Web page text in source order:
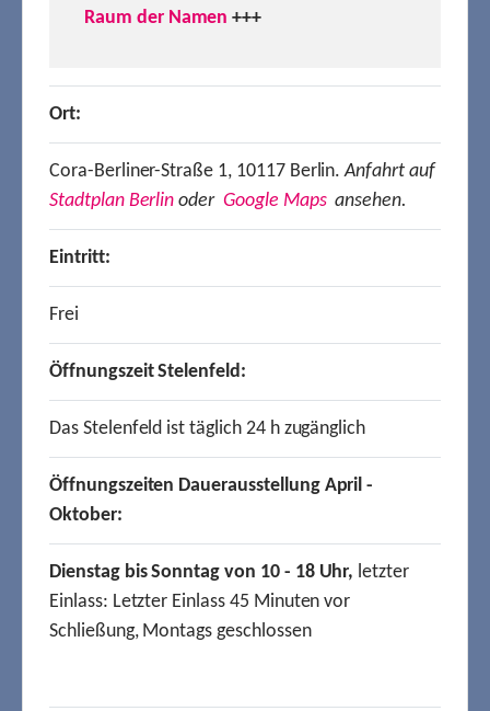
Raum der Namen +++
Ort:
Cora-Berliner-Straße 1, 10117 Berlin.Anfahrt auf
Stadtplan Berlin oder Google Mapsansehen.
Eintritt:
Frei
Öffnungszeit Stelenfeld:
Das Stelenfeld ist täglich 24 h zugänglich
Öffnungszeiten Dauerausstellung April -
Oktober:
Dienstag bis Sonntag von 10 - 18 Uhr, letzter
Einlass: Letzter Einlass 45 Minuten vor
Schließung, Montags geschlossen